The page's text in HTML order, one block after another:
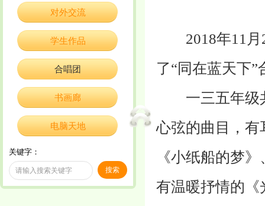
对外交流
学生作品
合唱团
书画廊
电脑天地
关键字：
2018年11月
了“同在蓝天下”
一三五年级共
心弦的曲目，有
《小纸船的梦
有温暖抒情的《